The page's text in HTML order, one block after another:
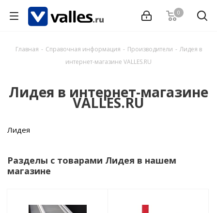
0
Главная - Справочная информация - Производители - Лидея в
интернет-магазине VALLES.RU
Лидея в интернет-магазине
VALLES.RU
Лидея
Разделы с товарами Лидея в нашем
магазине